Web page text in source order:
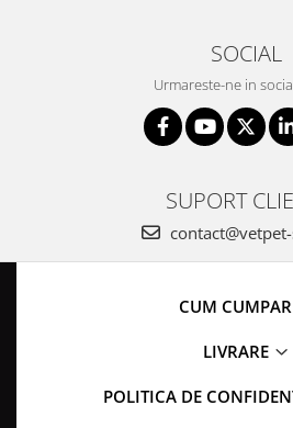
SOCIAL
Urmareste-ne in
SUPORT
CUM CUMPAR
LIVRARE
POLITICA DE